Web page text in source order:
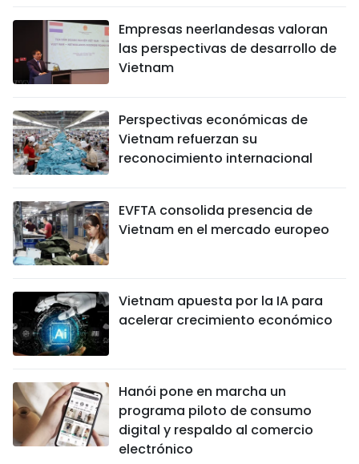
Empresas neerlandesas valoran
las perspectivas de desarrollo de
Vietnam
Perspectivas económicas de
Vietnam refuerzan su
reconocimiento internacional
EVFTA consolida presencia de
Vietnam en el mercado europeo
Vietnam apuesta por la IA para
acelerar crecimiento económico
Hanói pone en marcha un
programa piloto de consumo
digital y respaldo al comercio
electrónico